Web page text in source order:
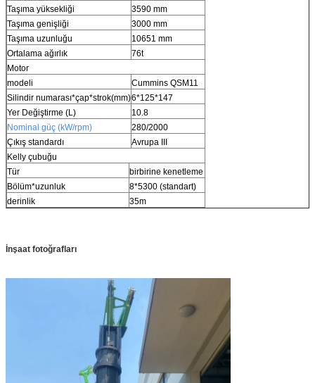
Taşıma yüksekliği
3590 mm
Taşıma genişliği
3000 mm
Taşıma uzunluğu
10651 mm
Ortalama ağırlık
76t
Motor
modeli
Cummins QSM11
Silindir numarası*çap*strok(mm)6*125*147
Yer Değiştirme (L)
10.8
Nominal güç (kW/rpm)
280/2000
Çıkış standardı
Avrupa III
Kelly çubuğu
Tür
birbirine kenetleme
Bölüm*uzunluk
8*5300 (standart)
derinlik
35m
İnşaat fotoğrafları